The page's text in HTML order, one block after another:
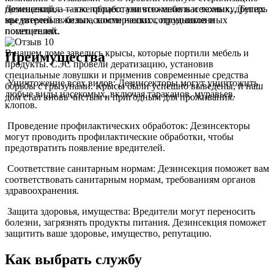
помещений, а также обработали всю мебель и технику. Теперь
мы уверены в безопасности наших сотрудников и
посетителей.
В нашем доме завелись крысы, которые портили мебель и
продукты. СЭС провели дератизацию, установив
специальные ловушки и применив современные средства
борьбы с грызунами. Крысы были успешно выведены, и наш
дом стал вновь чистым и пригодным для проживания.
Дезинсекция — это процесс уничтожения насекомых, других
вредителей в жилых, коммерческих, промышленных
помещениях.
Преимущества
Уничтожение всех видов: Дезинсекторы могут уничтожить
любые виды насекомых, включая тараканов, муравьев,
клопов.
Проведение профилактических обработок: Дезинсекторы
могут проводить профилактические обработки, чтобы
предотвратить появление вредителей.
Соответствие санитарным нормам: Дезинсекция поможет вам
соответствовать санитарным нормам, требованиям органов
здравоохранения.
Защита здоровья, имущества: Вредители могут переносить
болезни, загрязнять продукты питания. Дезинсекция поможет
защитить ваше здоровье, имущество, репутацию.
Как выбрать службу